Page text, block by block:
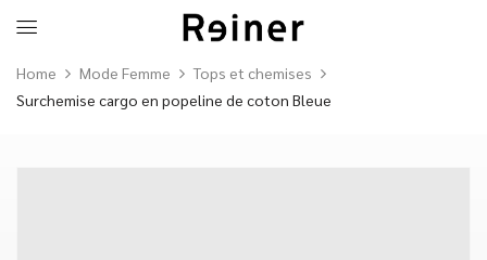
Home Mode Femme
Tops et chemises
Surchemise cargo en popeline de coton Bleue